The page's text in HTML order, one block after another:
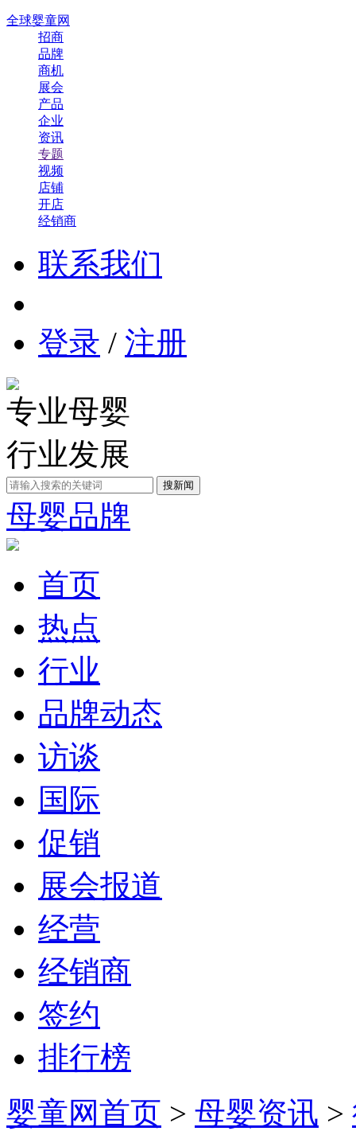
全球婴童网
招商
品牌
商机
展会
产品
企业
资讯
专题
视频
店铺
开店
经销商
联系我们
登录 / 注册
专业母婴
行业发展
母婴品牌
首页
热点
行业
品牌动态
访谈
国际
促销
展会报道
经营
经销商
签约
排行榜
婴童网首页 > 母婴资讯 >